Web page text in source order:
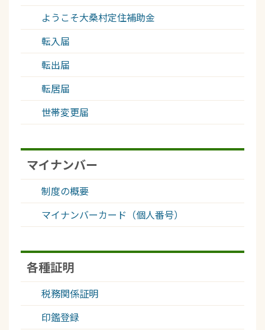
ようこそ大桑村定住補助金
転入届
転出届
転居届
世帯変更届
マイナンバー
制度の概要
マイナンバーカード（個人番号）
各種証明
税務関係証明
印鑑登録